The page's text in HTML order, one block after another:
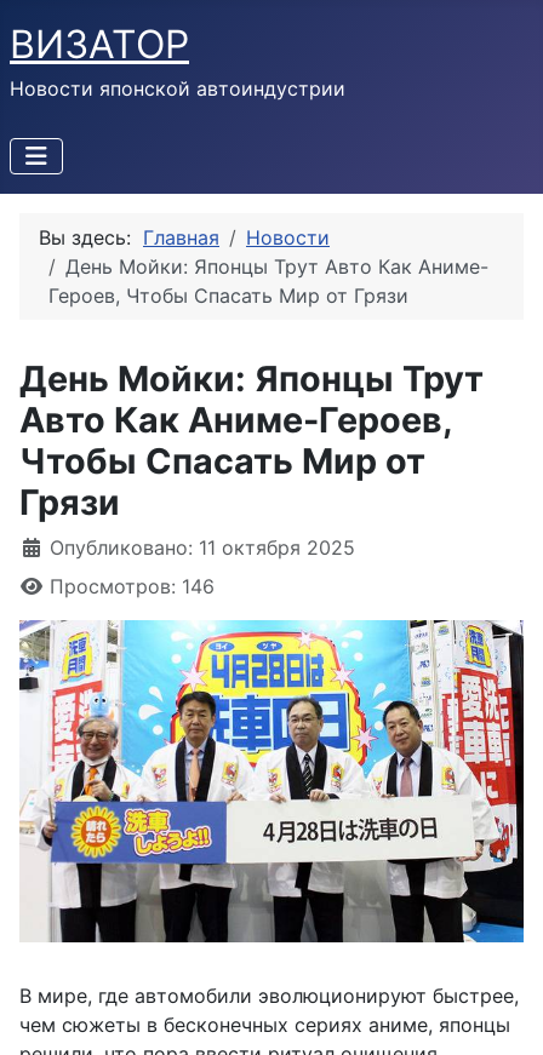
ВИЗАТОР
Новости японской автоиндустрии
Вы здесь: Главная
Новости
День Мойки: Японцы Трут Авто Как Аниме-
Героев, Чтобы Спасать Мир от Грязи
День Мойки: Японцы Трут
Авто Как Аниме-Героев,
Чтобы Спасать Мир от
Грязи
Информация о материале
Опубликовано: 11 октября 2025
Просмотров: 146
В мире, где автомобили эволюционируют быстрее,
чем сюжеты в бесконечных сериях аниме, японцы